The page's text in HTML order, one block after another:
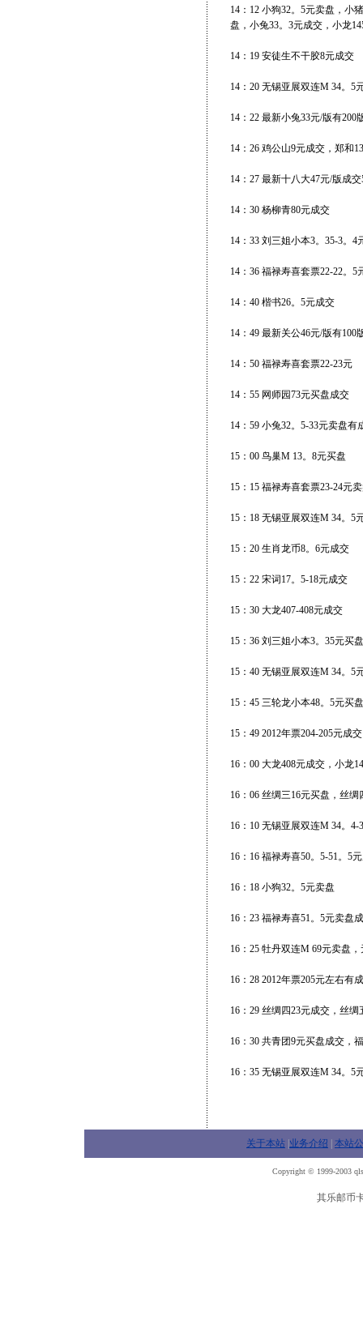
14：12 小狗32。5元卖盘，小
盘，小兔33。3元成交，小龙
14：19 安徒生不干胶8元成交
14：20 无锡亚展双连M 34。5
14：22 最新小兔33元/版有200
14：26 鸡公山9元成交，郑和
14：27 最新十八大47元/版成交
14：30 杨柳青80元成交
14：33 刘三姐小本3。35-3。4
14：36 福禄寿喜套票22-22。5
14：40 楷书26。5元成交
14：49 最新关公46元/版有100
14：50 福禄寿喜套票22-23元
14：55 网师园73元买盘成交
14：59 小兔32。5-33元卖盘有
15：00 鸟巢M 13。8元买盘
15：15 福禄寿喜套票23-24元
15：18 无锡亚展双连M 34。5
15：20 生肖龙币8。6元成交
15：22 宋词17。5-18元成交
15：30 大龙407-408元成交
15：36 刘三姐小本3。35元买
15：40 无锡亚展双连M 34。5
15：45 三轮龙小本48。5元买
15：49 2012年票204-205元成交
16：00 大龙408元成交，小龙
16：06 丝绸三16元买盘，丝绸
16：10 无锡亚展双连M 34。
16：16 福禄寿喜50。5-51。5
16：18 小狗32。5元卖盘
16：23 福禄寿喜51。5元卖盘
16：25 牡丹双连M 69元卖盘
16：28 2012年票205元左右有
16：29 丝绸四23元成交，丝绸
16：30 共青团9元买盘成交，
16：35 无锡亚展双连M 34。5
关于本站 业务介绍 本站
Copyright © 1999-2003
其乐邮币